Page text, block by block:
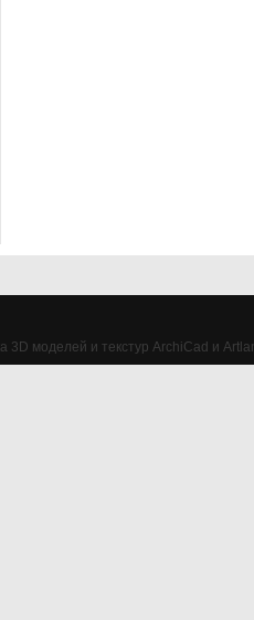
3D моделей и текстур ArchiCad и